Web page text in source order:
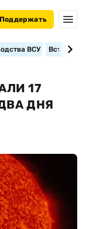
Поддержать
ВСУ
17
ДНЯ